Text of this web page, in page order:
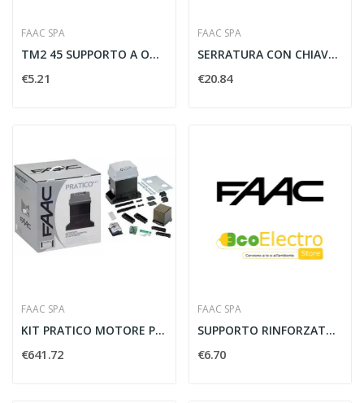
FAAC SPA
TM2 45 SUPPORTO A OMEGA ALTEZZA REGOLABILE CON...
€5.21
FAAC SPA
SERRATURA CON CHIAVE PERSONALIZZATA PER...
€20.84
FAAC SPA
KIT PRATICO MOTORE PER AUTOMAZIONE CANCELLI...
€641.72
FAAC SPA
SUPPORTO RINFORZATO REGOLABILE TM45 R-TM45...
€6.70